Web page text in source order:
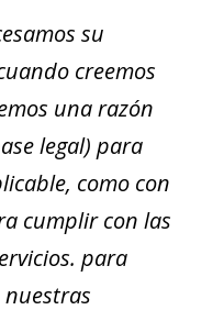
su
creemos
una razón
legal) para
como con
cumplir con las
para